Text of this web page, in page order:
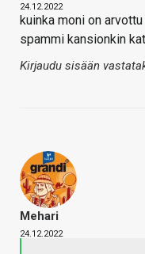
24.12.2022
kuinka moni on
spammi kansionkin
Kirjaudu sisään
Mehari
24.12.2022